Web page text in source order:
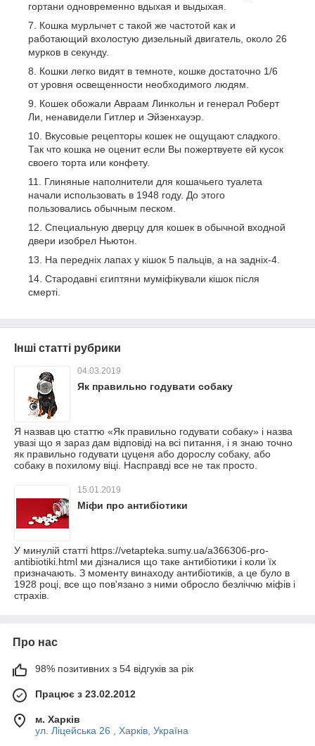
гортани одновременно вдыхая и выдыхая.
Кошка мурлычет с такой же частотой как и
работающий вхолостую дизельный двигатель, около 26
мурков в секунду.
Кошки легко видят в темноте, кошке достаточно 1/6
от уровня освещенности необходимого людям.
Кошек обожали Авраам Линкольн и генерал Роберт
Ли, ненавидели Гитлер и Эйзенхауэр.
Вкусовые рецепторы кошек не ощущают сладкого.
Так что кошка не оценит если Вы пожертвуете ей кусок
своего торта или конфету.
Глиняные наполнители для кошачьего туалета
начали использовать в 1948 году. До этого
пользовались обычным песком.
Специальную дверцу для кошек в обычной входной
двери изобрел Ньютон.
На передніх лапах у кішок 5 пальців, а на задніх-4.
Стародавні єгиптяни муміфікували кішок після
смерті.
Інші статті рубрики
04.03.2019
Як правильно годувати собаку
Я назвав цю статтю «Як правильно годувати собаку» і назва
увазі що я зараз дам відповіді на всі питання, і я знаю точно
як правильно годувати цуценя або дорослу собаку, або
собаку в похилому віці. Насправді все не так просто.
15.01.2019
Міфи про антибіотики
У минулій статті https://vetapteka.sumy.ua/a366306-pro-
antibiotiki.html ми дізналися що таке антибіотики і коли їх
призначають. З моменту винаходу антибіотиків, а це було в
1928 році, все що пов'язано з ними обросло безліччю міфів і
страхів.
Про нас
98% позитивних з 54 відгуків за рік
Працює з 23.02.2012
м. Харків
ул. Ліцейська 26 , Харків, Україна